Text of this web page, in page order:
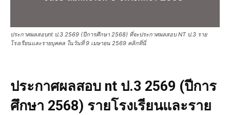
ประกาศผลสอบnt ป.3 2569 (ปีการศึกษา 2568) ที่จะประกาศผลสอบ NT ป.3 ราย
โรงเรียนและรายบุคคล ในวันที่ 9 เมษายน 2569 คลิกที่นี่
ประกาศผลสอบ nt ป.3 2569 (ปีการ
ศึกษา 2568) รายโรงเรียนและราย